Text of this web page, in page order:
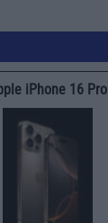
iPhone 16 Pro